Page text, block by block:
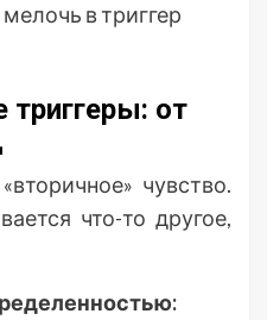
в триггер
триггеры: от
чувство.
что-то другое,